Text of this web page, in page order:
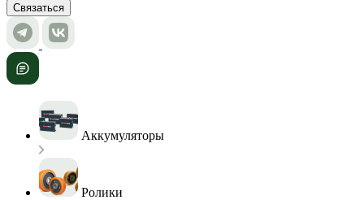
Связаться
Аккумуляторы
Ролики